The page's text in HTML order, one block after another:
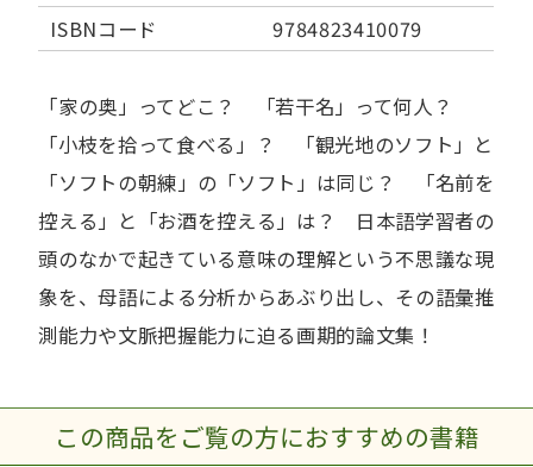
ISBNコード
9784823410079
「家の奥」ってどこ？ 「若干名」って何人？
「小枝を拾って食べる」？ 「観光地のソフト」と
「ソフトの朝練」の「ソフト」は同じ？ 「名前を
控える」と「お酒を控える」は？ 日本語学習者の
頭のなかで起きている意味の理解という不思議な現
象を、母語による分析からあぶり出し、その語彙推
測能力や文脈把握能力に迫る画期的論文集！
この商品をご覧の方におすすめの書籍